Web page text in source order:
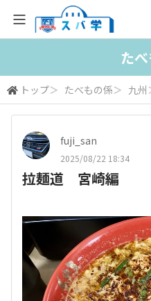
た
トップ＞ たべもの係＞ 九州
fuji_san
2025/08/22 18:34
拉麺道 宮崎編